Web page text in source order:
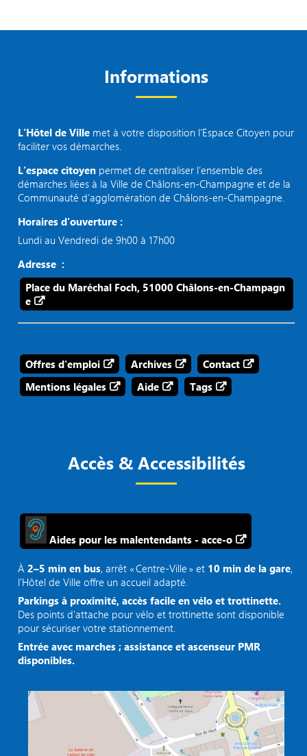
Informations
L’Hôtel de Ville met à votre disposition l’Espace Citoyen pour
faciliter vos démarches.
L’espace citoyen permet de centraliser l’ensemble des
démarches liées à la Ville de Châlons-en-Champagne et de la
Communauté d’agglomération de Châlons-en-Champagne.
Horaires d'ouverture :
Lundi au Vendredi de 9h00 à 17h00
Adresse :
Place du Maréchal Foch, 51000 Châlons-en-Champagn
e
Offres d'emploi Archives
Contact
Mentions légales
Aide Tags
Accès & Accessibilités
Aides pour les malentendants - acce-o
À2–5 min en bus, arrêt « Centre‑Ville » et 10 min de la gare,
l’Hôtel de Ville offre un accueil adapté.
Parkings à proximité, accès facile en vélo et trottinette.
Des points d'attache pour vélo et trottinette sont disponible
pour sécuriser votre stationnement.
Entrée avec marches ; assistance et ascenseur PMR
disponibles.